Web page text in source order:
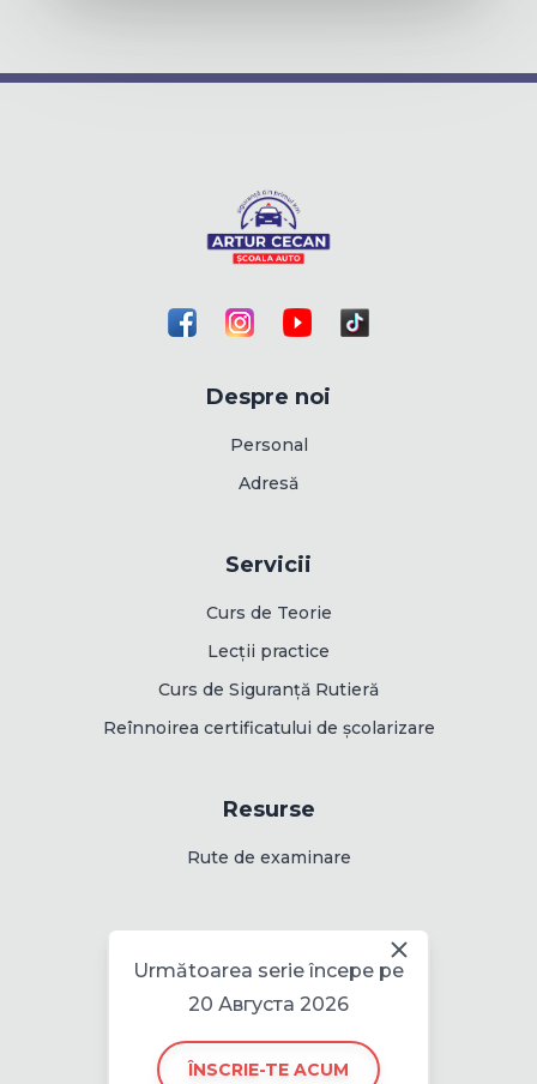
Despre noi
Personal
Adresă
Servicii
Curs de Teorie
Lecții practice
Curs de Siguranță Rutieră
Reînnoirea certificatului de școlarizare
Resurse
Rute de examinare
Informații
Politica pentru cookie
Următoarea serie începe pe
20 Августа 2026
ÎNSCRIE-TE ACUM